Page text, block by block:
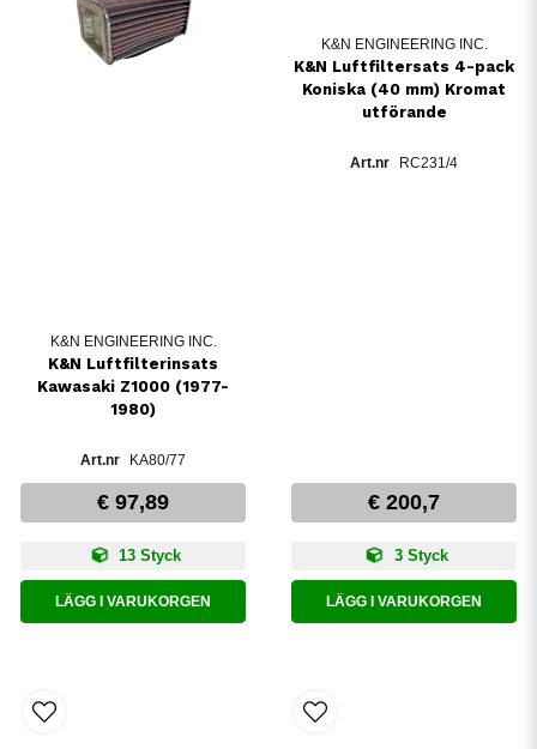
K&N ENGINEERING INC.
K&N Luftfilterinsats
Kawasaki Z1000 (1977-
1980)
KA80/77
€ 97,89
13 Styck
LÄGG I VARUKORGEN
K&N ENGINEERING INC.
K&N Luftfiltersats 4-pack
Koniska (40 mm) Kromat
utförande
RC231/4
€ 200,7
3 Styck
LÄGG I VARUKORGEN